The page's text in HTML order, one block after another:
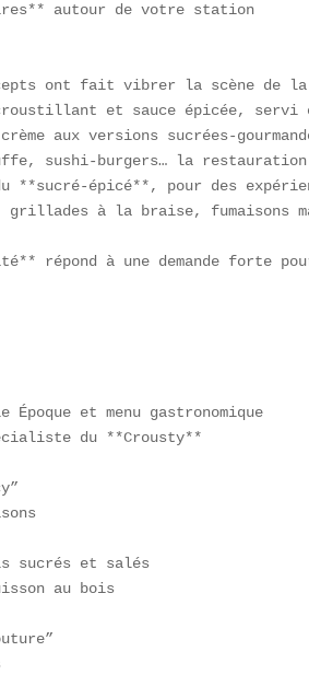
autour de votre station
ont fait vibrer la scène
et sauce épicée,
aux versions sucrées-
sushi-burgers… la
**sucré-épicé**, pour des
à la braise, fumaisons
répond à une demande forte
et menu gastronomique
du **Crousty**
sucrés et salés
au bois